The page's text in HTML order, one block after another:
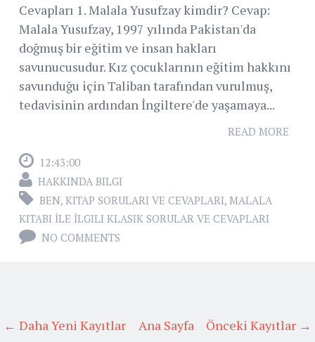
Cevapları 1. Malala Yusufzay kimdir? Cevap:
Malala Yusufzay, 1997 yılında Pakistan'da
doğmuş bir eğitim ve insan hakları
savunucusudur. Kız çocuklarının eğitim hakkını
savunduğu için Taliban tarafından vurulmuş,
tedavisinin ardından İngiltere'de yaşamaya...
READ MORE
12:43:00
HAKKINDA BILGI
BEN, KITAP SORULARI VE CEVAPLARI, MALALA
KITABI İLE İLGILI KLASIK SORULAR VE CEVAPLARI
NO COMMENTS
← Daha Yeni Kayıtlar Önceki Kayıtlar →
Ana Sayfa